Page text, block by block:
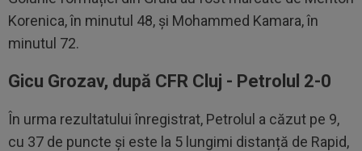
Korenica, în minutul 48, și Mohammed Kamara, în
minutul 72.
Gicu Grozav, după CFR Cluj - Petrolul 2-0
În urma rezultatului înregistrat, Petrolul a căzut pe 9,
cu 37 de puncte și este la 5 lungimi distanță de Rapid,